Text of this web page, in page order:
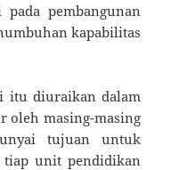
pembangunan
kapabilitas
itu diuraikan dalam
oleh masing-masing
tujuan untuk
tiap unit pendidikan